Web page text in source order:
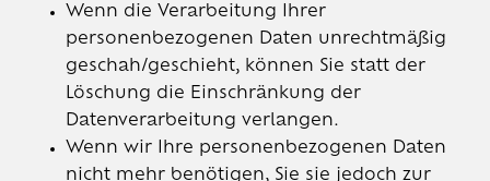
Wenn die Verarbeitung Ihrer
personenbezogenen Daten unrechtmäßig
geschah/geschieht, können Sie statt der
Löschung die Einschränkung der
Datenverarbeitung verlangen.
Wenn wir Ihre personenbezogenen Daten
nicht mehr benötigen, Sie sie jedoch zur